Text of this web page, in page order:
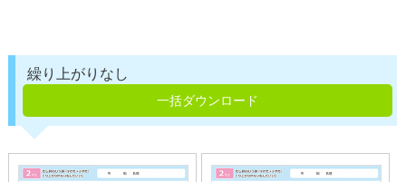
繰り上がりなし
一括ダウンロード